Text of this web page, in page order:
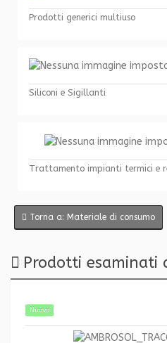
Prodotti generici multiuso
Siliconi e Sigillanti
Trattamento impianti termici e
Torna a: Materiale di consumo
Prodotti esaminati
Nuovo